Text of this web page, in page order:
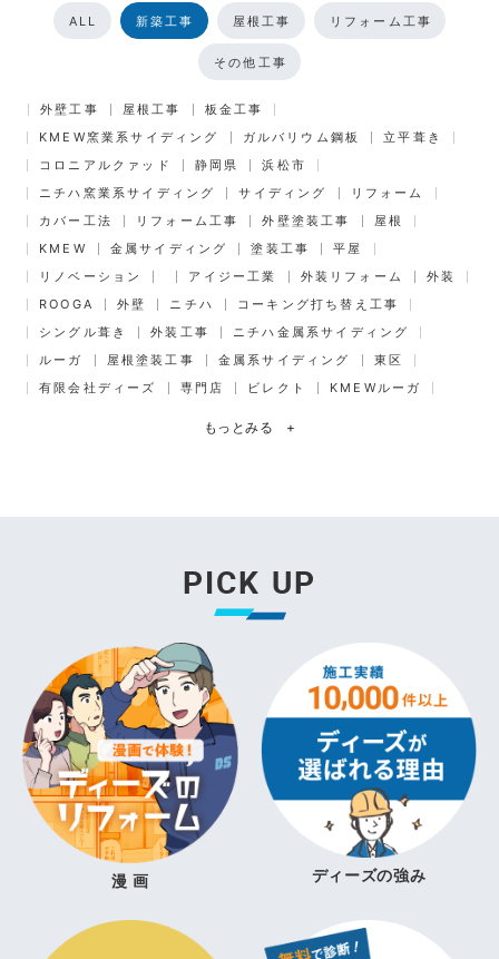
ALL 新築工事 屋根工事 リフォーム工事
その他工事
外壁工事 屋根工事
板金工事
KMEW窯業系サイディング
ガルバリウム鋼板
立平葺き
コロニアルクァッド
静岡県
浜松市
ニチハ窯業系サイディング
サイディング
リフォーム
カバー工法
リフォーム工事 外壁塗装工事
屋根
KMEW
金属サイディング 塗装工事
平屋
リノベーション
アイジー工業 外装リフォーム
外装
ROOGA
外壁 ニチハ
コーキング打ち替え工事
シングル葺き
外装工事
ニチハ金属系サイディング
ルーガ
屋根塗装工事 金属系サイディング
東区
有限会社ディーズ
専門店 ビレクト KMEWルーガ
もっとみる +
PICK UP
漫 画 ディーズの強み